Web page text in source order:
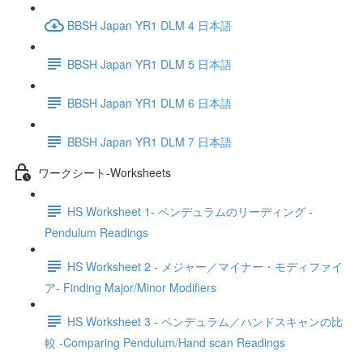
BBSH Japan YR1 DLM 4 日本語
BBSH Japan YR1 DLM 5 日本語
BBSH Japan YR1 DLM 6 日本語
BBSH Japan YR1 DLM 7 日本語
ワークシート-Worksheets
HS Worksheet 1- ペンデュラムのリーディング -
Pendulum Readings
HS Worksheet 2 - メジャー／マイナー・モディファイ
ア- Finding Major/Minor Modifiers
HS Worksheet 3 - ペンデュラム／ハンドスキャンの比
較 -Comparing Pendulum/Hand scan Readings